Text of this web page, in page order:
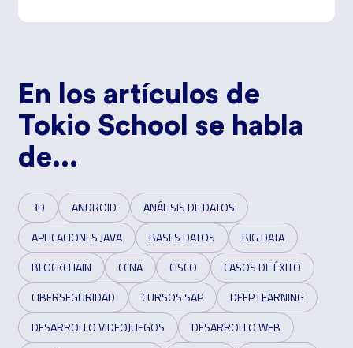
En los artículos de
Tokio School se habla
de...
3D ANDROID
ANÁLISIS DE DATOS
APLICACIONES JAVA
BASES DATOS
BIG DATA
BLOCKCHAIN
CCNA CISCO
CASOS DE ÉXITO
CIBERSEGURIDAD
CURSOS SAP
DEEP LEARNING
DESARROLLO VIDEOJUEGOS
DESARROLLO WEB